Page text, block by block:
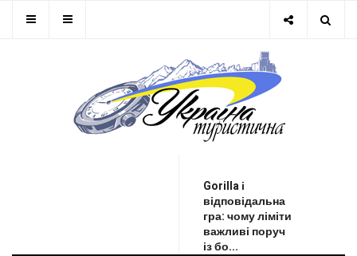
Gorilla і
відповідальна
гра: чому ліміти
важливі поруч
із бо...